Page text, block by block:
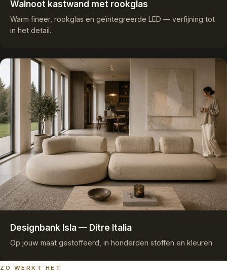
Walnoot kastwand met rookglas
Warm fineer, rookglas en geïntegreerde LED — verfijning tot
in het detail.
Designbank Isla — Ditre Italia
Op jouw maat gestoffeerd, in honderden stoffen en kleuren.
ZO WERKT HET